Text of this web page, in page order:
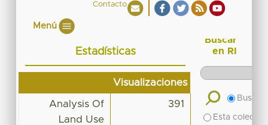
Contacto
Menú
Estadísticas
Visualizaciones
Analysis Of
Land Use
391
Buscar
en RI
Buscar
Esta